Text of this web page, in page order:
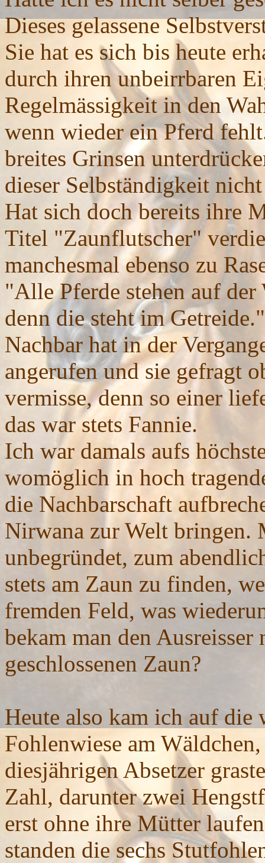
Dieses gelassene
Sie hat es sich bis heute
durch ihren unbeirrbaren
Regelmässigkeit in den
wenn wieder ein Pferd
breites Grinsen
dieser Selbständigkeit
Hat sich doch bereits ihre
Titel "Zaunflutscher"
manchesmal ebenso zu
"Alle Pferde stehen auf
denn die steht im
Nachbar hat in der
angerufen und sie gefragt
vermisse, denn so einer
das war stets Fannie.
Ich war damals aufs
womöglich in hoch
die Nachbarschaft
Nirwana zur Welt bringen.
unbegründet, zum
stets am Zaun zu finden,
fremden Feld, was
bekam man den
geschlossenen Zaun?
Heute also kam ich auf die
Fohlenwiese am
diesjährigen Absetzer
Zahl, darunter zwei
erst ohne ihre Mütter
standen die sechs